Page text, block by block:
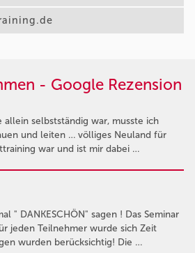
- Google Rezension
allein selbstständig war, musste ich
und leiten … völliges Neuland für
war und ist mir dabei …
" DANKESCHÖN" sagen ! Das Seminar
jeden Teilnehmer wurde sich Zeit
wurden berücksichtig! Die …